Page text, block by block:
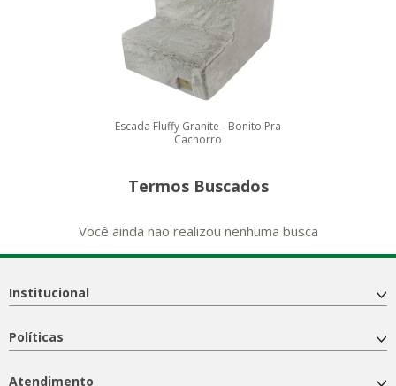
Escada Fluffy Granite - Bonito Pra
Cachorro
Termos Buscados
Você ainda não realizou nenhuma busca
Institucional
Políticas
Atendimento